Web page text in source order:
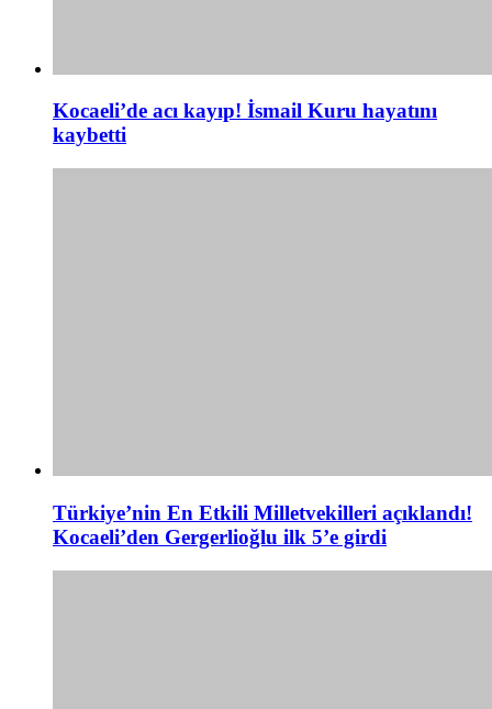
Kocaeli’de acı kayıp! İsmail Kuru hayatını
kaybetti
Türkiye’nin En Etkili Milletvekilleri açıklandı!
Kocaeli’den Gergerlioğlu ilk 5’e girdi